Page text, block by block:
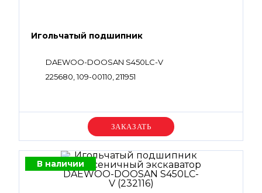
Игольчатый подшипник
DAEWOO-DOOSAN S450LC-V
225680, 109-00110, 211951
Уточняйте цену
В наличии